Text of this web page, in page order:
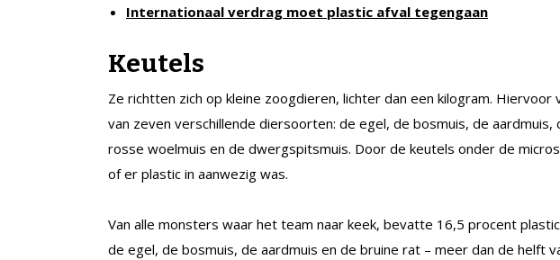
Internationaal verdrag moet plastic afval tegengaan
Keutels
Ze richtten zich op kleine zoogdieren, lichter dan een kilogram.
van zeven verschillende diersoorten: de egel, de bosmuis, de aardmuis,
rosse woelmuis en de dwergspitsmuis. Door de keutels onder de
of er plastic in aanwezig was.
Van alle monsters waar het team naar keek, bevatte 16,5 procent
de egel, de bosmuis, de aardmuis en de bruine rat – meer dan de helft